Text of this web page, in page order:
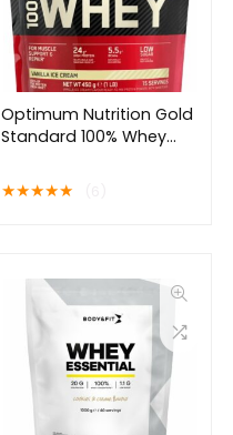
Optimum Nutrition Gold
Standard 100% Whey
Cream – Proteine
Poeder – Eiwitshake –
★★★★★